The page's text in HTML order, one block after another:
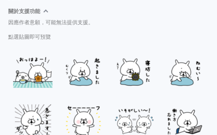
關於支援功能
因應作者意願，可能無法提供支援。
點選貼圖即可預覽